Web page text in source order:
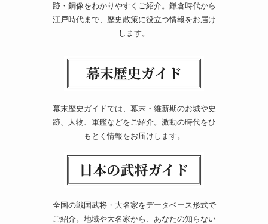
跡・銅像をわかりやすくご紹介。鎌倉時代から
江戸時代まで、歴史散策に役立つ情報をお届け
します。
幕末歴史ガイドでは、幕末・維新期のお城や史
跡、人物、軍艦などをご紹介。激動の時代をひ
もとく情報をお届けします。
全国の戦国武将・大名家をデータベース形式で
ご紹介。地域や大名家から、あなたの知らない